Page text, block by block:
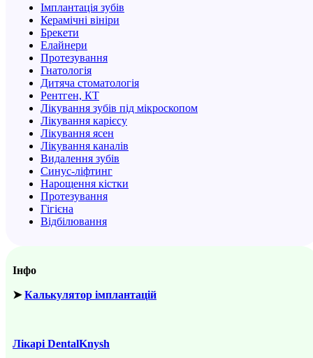
Імплантація зубів
Керамічні вініри
Брекети
Елайнери
Протезування
Гнатологія
Дитяча стоматологія
Рентген, КТ
Лікування зубів під мікроскопом
Лікування карієсу
Лікування ясен
Лікування каналів
Видалення зубів
Синус-ліфтинг
Нарощення кістки
Протезування
Гігієна
Відбілювання
Інфо
➤ Калькулятор імплантацій
Лікарі DentalKnysh